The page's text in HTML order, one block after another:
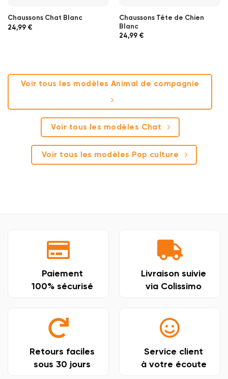
Chaussons Chat Blanc
24,99 €
Chaussons Tête de Chien
Blanc
24,99 €
Voir tous les modèles Animal de compagnie
Voir tous les modèles Chat
Voir tous les modèles Pop culture
Paiement
100% sécurisé
Livraison suivie
via Colissimo
Retours faciles
sous 30 jours
Service client
à votre écoute